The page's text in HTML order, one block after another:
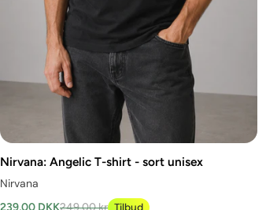
Nirvana: Angelic T-shirt - sort unisex
Nirvana